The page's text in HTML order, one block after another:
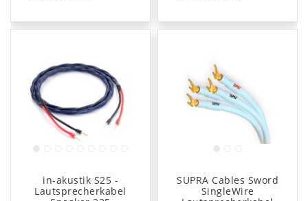
in-akustik S25 -
Lautsprecherkabel
SUPRA Cables Sword
SingleWire